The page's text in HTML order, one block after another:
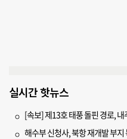
실시간 핫뉴스
[속보] 제13호 태풍 돌핀 경로,
해수부 신청사, 북항 재개발 부